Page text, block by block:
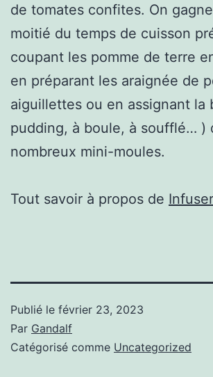
de tomates confites. On
moitié du temps de cuisson
coupant les pomme de terre
en préparant les araignée de
aiguillettes ou en assignant la
pudding, à boule, à soufflé… )
nombreux mini-moules.
Tout savoir à propos de
Publié le février 23, 2023
Par Gandalf
Catégorisé comme Uncategorized